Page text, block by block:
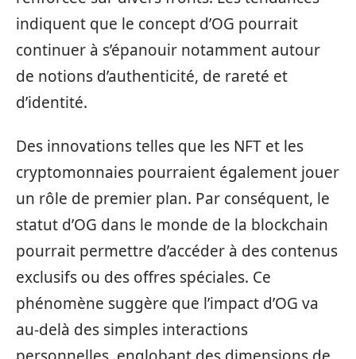
indiquent que le concept d’OG pourrait
continuer à s’épanouir notamment autour
de notions d’authenticité, de rareté et
d’identité.
Des innovations telles que les NFT et les
cryptomonnaies pourraient également jouer
un rôle de premier plan. Par conséquent, le
statut d’OG dans le monde de la blockchain
pourrait permettre d’accéder à des contenus
exclusifs ou des offres spéciales. Ce
phénomène suggère que l’impact d’OG va
au-delà des simples interactions